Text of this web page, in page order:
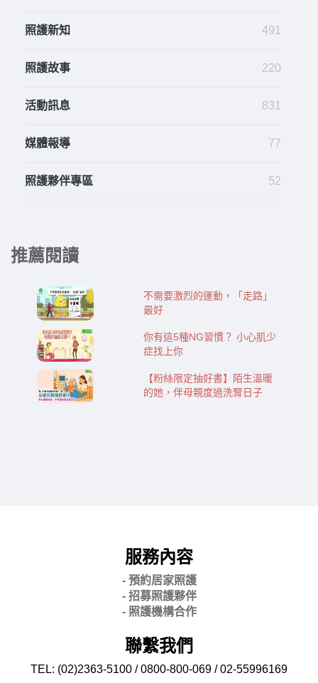
照護新知 491
照護故事 220
活動訊息 831
媒體報導 77
照護夥伴專區 52
推薦閱讀
不需要激烈的運動，「走路」
最好
你有這5種NG習慣？ 小心肌少
症找上你
【粉絲限定抽好書】陌生溫暖
的她，伴母親度過洗腎日子
服務內容
- 預約居家照護
- 招募照護夥伴
- 照護機構合作
聯繫我們
TEL: (02)2363-5100 / 0800-800-069 / 02-55996169